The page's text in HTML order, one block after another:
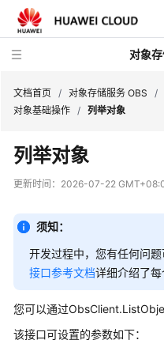
对象
最
新
动
服
务
公
品
文档首页 / 对象存储服务 OBS /
对象基础操作 / 列举对象
列举对象
更新时间： 2026-07-22
须知：
开发过程中，您有任何问
接口参考文档详细介绍了每
您可以通过
该接口可设置的参数如下：